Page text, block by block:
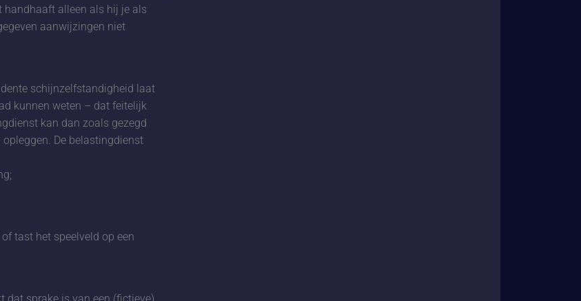
handhaaft alleen als hij je als
aanwijzingen niet
schijnzelfstandigheid laat
kunnen weten – dat feitelijk
kan dan zoals gezegd
De belastingdienst
tast het speelveld op een